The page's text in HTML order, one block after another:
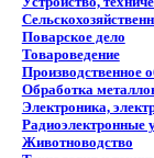
Поварское дело
Товароведение
Производственное
Обработка
Электроника,
Радиоэлектронные
Животноводство